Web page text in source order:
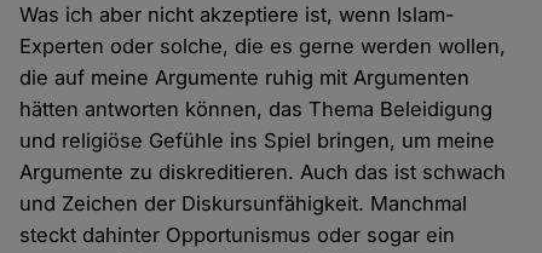
Was ich aber nicht akzeptiere ist, wenn Islam-
Experten oder solche, die es gerne werden wollen,
die auf meine Argumente ruhig mit Argumenten
hätten antworten können, das Thema Beleidigung
und religiöse Gefühle ins Spiel bringen, um meine
Argumente zu diskreditieren. Auch das ist schwach
und Zeichen der Diskursunfähigkeit. Manchmal
steckt dahinter Opportunismus oder sogar ein